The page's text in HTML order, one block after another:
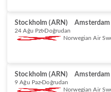
Stockholm (ARN)
24 Ağu Pzt Doğrudan
Norwegian Air
Stockholm (ARN)
9 Ağu Paz Doğrudan
Norwegian Air